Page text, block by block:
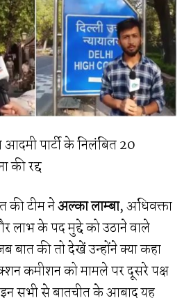
पार्टी के निलंबित 20
की रद्द
की टीम नेअल्का लाम्बा, अधिवक्ता
लाभ के पद मुद्दे को उठाने वाले
बात की तो देखें उन्होंने क्या कहा
कमीशन को मामले पर दूसरे पक्ष
सभी से बातचीत के आबाद यह